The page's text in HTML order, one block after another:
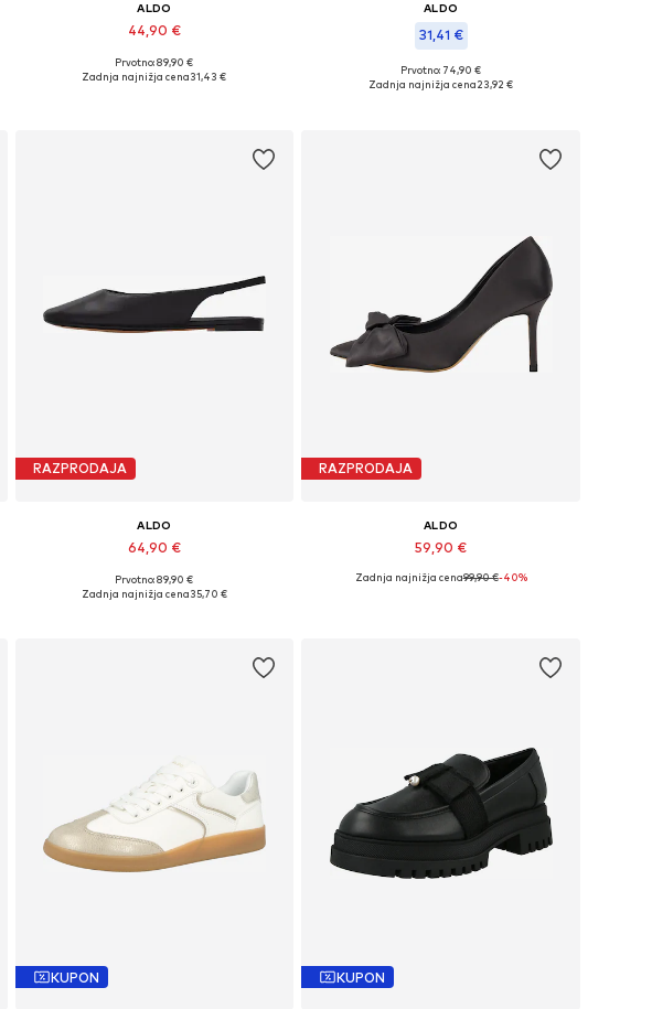
ALDO
44,90 €
Razpoložljive velikosti: 39-39,5, 41-41,5
Prvotno: 89,90 €
Zadnja najnižja cena31,43 €
ALDO
31,41 €
Prvotno: 74,90 €
Zadnja najnižja cena23,92 €
RAZPRODAJA
ALDO
64,90 €
Razpoložljive velikosti: 39-39,5
Prvotno: 89,90 €
Zadnja najnižja cena35,70 €
RAZPRODAJA
ALDO
59,90 €
Razpoložljive velikosti: 38
Zadnja najnižja cena99,90 €-40%
KUPON KUPON